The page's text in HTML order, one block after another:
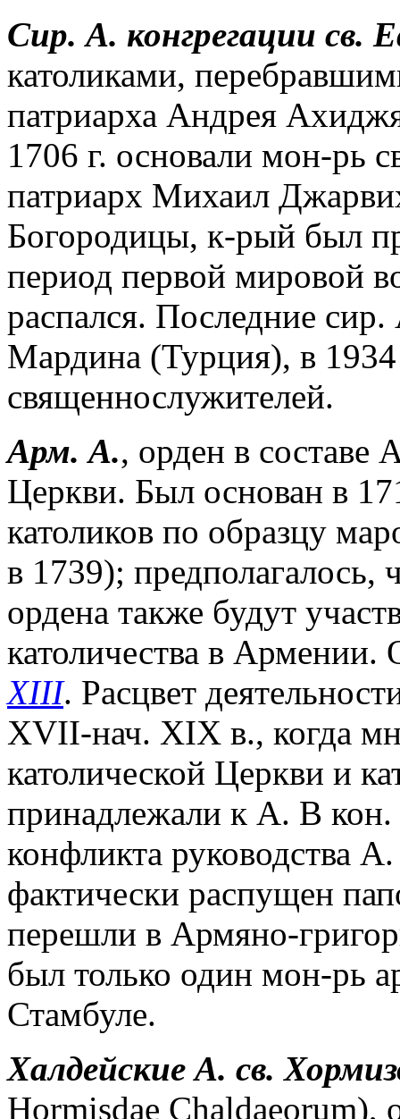
Сир. А. конгрегации св.
католиками,
патриарха Андрея
1706 г. основали мон-рь
патриарх Михаил
Богородицы, к-рый был
период первой мировой
распался. Последние
Мардина (Турция), в 1934
священнослужителей.
Арм. А., орден в составе
Церкви. Был основан в
католиков по образцу
в 1739); предполагалось,
ордена также будут
католичества в
XIII. Расцвет
XVII-нач. XIX в., когда
католической Церкви и
принадлежали к А. В кон.
конфликта руководства
фактически распущен
перешли в Армяно-
был только один мон-рь
Стамбуле.
Халдейские А. св.
Hormisdae Chaldaeorum),